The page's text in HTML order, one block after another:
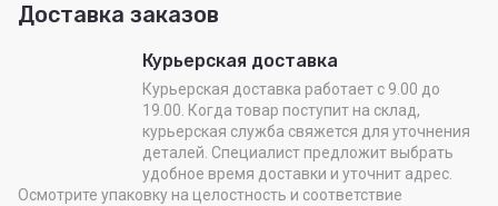
Доставка заказов
Курьерская доставка
Курьерская доставка работает с 9.00 до
19.00. Когда товар поступит на склад,
курьерская служба свяжется для уточнения
деталей. Специалист предложит выбрать
удобное время доставки и уточнит адрес.
Осмотрите упаковку на целостность и соответствие